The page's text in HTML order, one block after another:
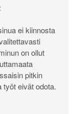
ei kiinnosta
on ollut
pitkin
eivät odota.